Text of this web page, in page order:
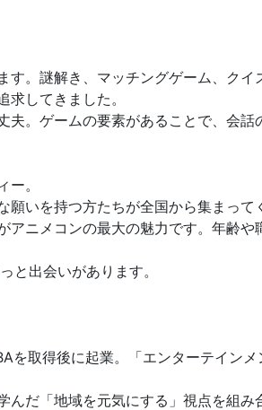
す。謎解き、マッチングゲーム、ク
してきました。
夫。ゲームの要素があることで、会
。
願いを持つ方たちが全国から集まって
ニメコンの最大の魅力です。年齢
と出会いがあります。
取得後に起業。「エンターテイン
だ「地域を元気にする」視点を組